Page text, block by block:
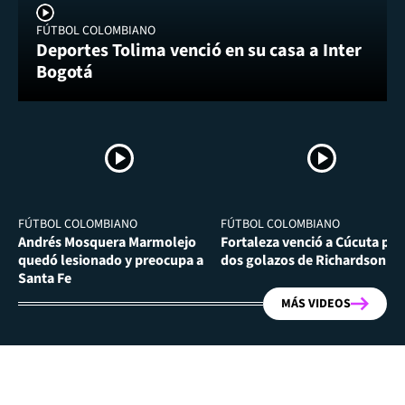
FÚTBOL COLOMBIANO
Deportes Tolima venció en su casa a Inter
Bogotá
FÚTBOL COLOMBIANO
Andrés Mosquera Marmolejo
quedó lesionado y preocupa a
Santa Fe
FÚTBOL COLOMBIANO
Fortaleza venció a Cúcuta por
dos golazos de Richardson
MÁS VIDEOS